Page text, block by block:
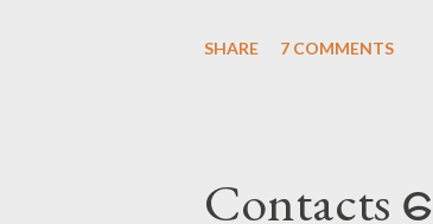
ဖောင့်ပရိုဖိုင် Safari
Link (Google Drive)
SHARE 7 COMMENTS
Contacts